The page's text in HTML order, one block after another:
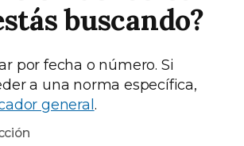
buscando?
por fecha o número. Si
a una norma específica,
general .